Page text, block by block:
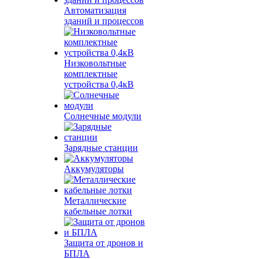
Автоматизация
зданий и процессов
Низковольтные
комплектные
устройства 0,4кВ
Солнечные модули
Зарядные станции
Аккумуляторы
Металлические
кабельные лотки
Защита от дронов и
БПЛА